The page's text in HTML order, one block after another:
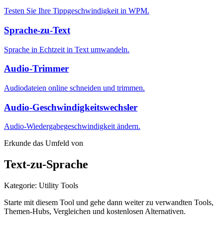
Testen Sie Ihre Tippgeschwindigkeit in WPM.
Sprache-zu-Text
Sprache in Echtzeit in Text umwandeln.
Audio-Trimmer
Audiodateien online schneiden und trimmen.
Audio-Geschwindigkeitswechsler
Audio-Wiedergabegeschwindigkeit ändern.
Erkunde das Umfeld von
Text-zu-Sprache
Kategorie: Utility Tools
Starte mit diesem Tool und gehe dann weiter zu verwandten Tools,
Themen-Hubs, Vergleichen und kostenlosen Alternativen.